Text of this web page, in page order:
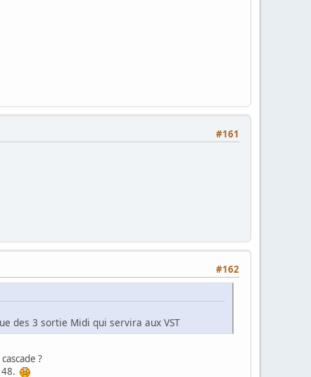
#161
#162
des 3 sortie Midi qui servira aux VST
?